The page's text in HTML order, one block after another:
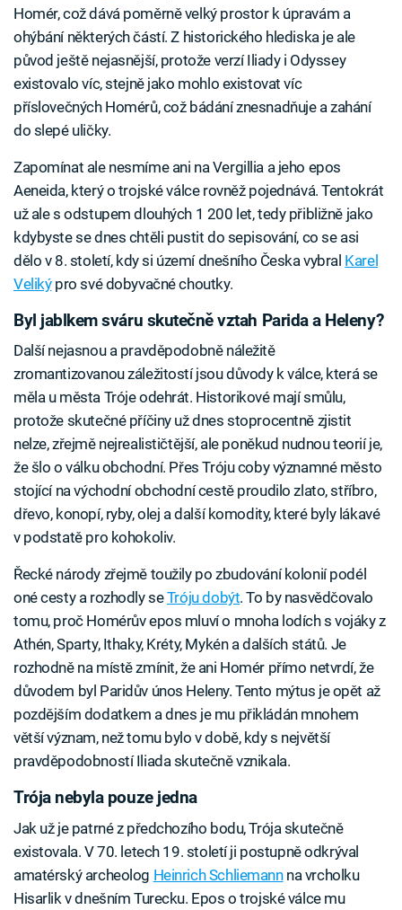
Homér, což dává poměrně velký prostor k úpravám a
ohýbání některých částí. Z historického hlediska je ale
původ ještě nejasnější, protože verzí Iliady i Odyssey
existovalo víc, stejně jako mohlo existovat víc
příslovečných Homérů, což bádání znesnadňuje a zahání
do slepé uličky.
Zapomínat ale nesmíme ani na Vergillia a jeho epos
Aeneida, který o trojské válce rovněž pojednává. Tentokrát
už ale s odstupem dlouhých 1 200 let, tedy přibližně jako
kdybyste se dnes chtěli pustit do sepisování, co se asi
dělo v 8. století, kdy si území dnešního Česka vybral Karel
Velikýpro své dobyvačné choutky.
Byl jablkem sváru skutečně vztah Parida a Heleny?
Další nejasnou a pravděpodobně náležitě
zromantizovanou záležitostí jsou důvody k válce, která se
měla u města Tróje odehrát. Historikové mají smůlu,
protože skutečné příčiny už dnes stoprocentně zjistit
nelze, zřejmě nejrealističtější, ale poněkud nudnou teorií je,
že šlo o válku obchodní. Přes Tróju coby významné město
stojící na východní obchodní cestě proudilo zlato, stříbro,
dřevo, konopí, ryby, olej a další komodity, které byly lákavé
v podstatě pro kohokoliv.
Řecké národy zřejmě toužily po zbudování kolonií podél
oné cesty a rozhodly seTróju dobýt. To by nasvědčovalo
tomu, proč Homérův epos mluví o mnoha lodích s vojáky z
Athén, Sparty, Ithaky, Kréty, Mykén a dalších států. Je
rozhodně na místě zmínit, že ani Homér přímo netvrdí, že
důvodem byl Paridův únos Heleny. Tento mýtus je opět až
pozdějším dodatkem a dnes je mu přikládán mnohem
větší význam, než tomu bylo v době, kdy s největší
pravděpodobností Iliada skutečně vznikala.
Trója nebyla pouze jedna
Jak už je patrné z předchozího bodu, Trója skutečně
existovala. V 70. letech 19. století ji postupně odkrýval
amatérský archeolog Heinrich Schliemannna vrcholku
Hisarlik v dnešním Turecku. Epos o trojské válce mu